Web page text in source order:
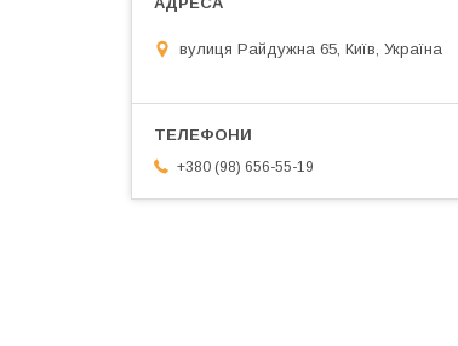
вулиця Райдужна 65, Київ, Україна
+380 (98) 656-55-19